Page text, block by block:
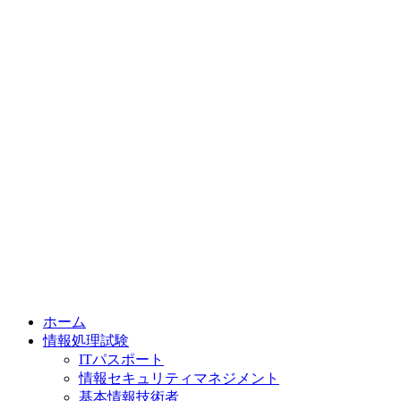
ホーム
情報処理試験
ITパスポート
情報セキュリティマネジメント
基本情報技術者